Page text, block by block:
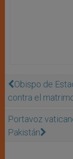
Obispo de
contra el
Portavoz
Pakistán